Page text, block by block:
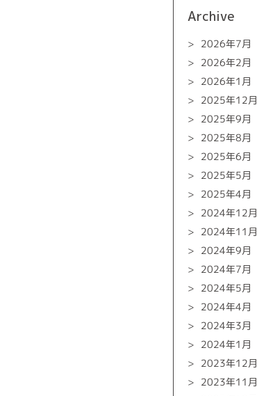
Archive
2026年7月
2026年2月
2026年1月
2025年12月
2025年9月
2025年8月
2025年6月
2025年5月
2025年4月
2024年12月
2024年11月
2024年9月
2024年7月
2024年5月
2024年4月
2024年3月
2024年1月
2023年12月
2023年11月